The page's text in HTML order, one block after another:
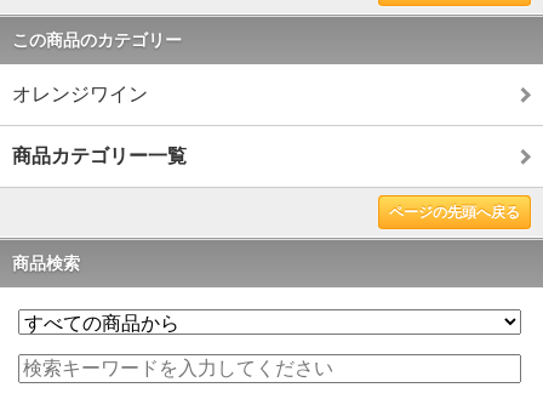
この商品のカテゴリー
オレンジワイン
商品カテゴリー一覧
ページの先頭へ戻る
商品検索